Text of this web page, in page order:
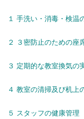
１ 手洗い ・ 消毒 ・ 検温
２ ３密防止のための座
３ 定期的な教室換気の
４ 教室の清掃及び机上
５ スタッフの健康管理